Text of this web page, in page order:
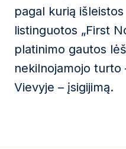
pagal kurią
listinguotos „First
platinimo gautos
nekilnojamojo turto
Vievyje – įsigijimą.